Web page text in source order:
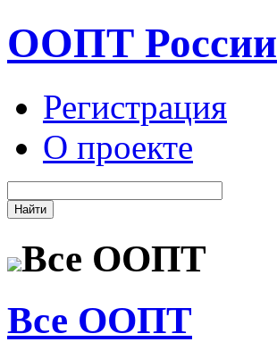
ООПТ России
Регистрация
О проекте
Все ООПТ
Все ООПТ